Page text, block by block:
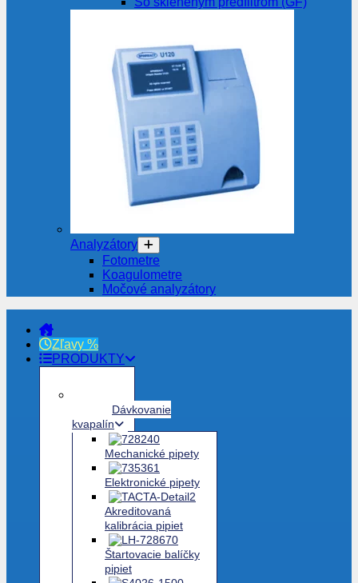
Analyzátory
Fotometre
Koagulometre
Močové analyzátory
Zľavy %
PRODUKTY
Dávkovanie
kvapalín
Mechanické pipety
Elektronické pipety
Akreditovaná
kalibrácia pipiet
Štartovacie balíčky
pipiet